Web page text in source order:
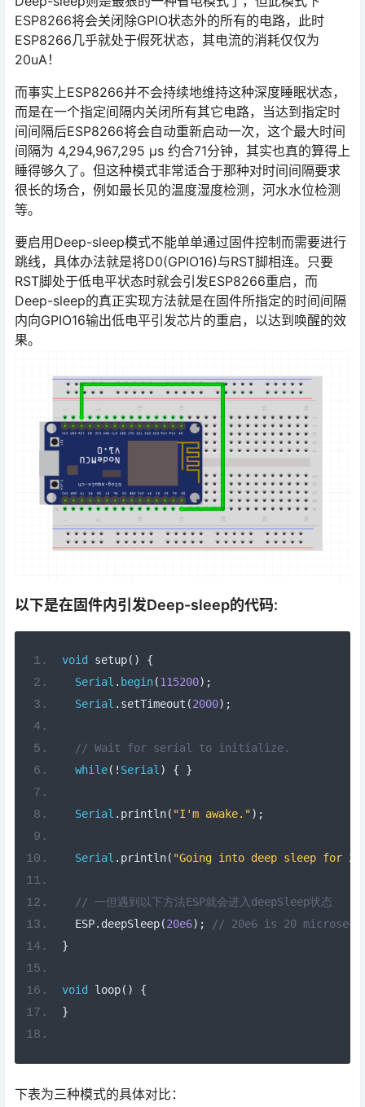
ESP8266将会关闭除GPIO状态外的所有的电路，此时
ESP8266几乎就处于假死状态，其电流的消耗仅仅为
20uA！
而事实上ESP8266并不会持续地维持这种深度睡眠状态，
而是在一个指定间隔内关闭所有其它电路，当达到指定时
间间隔后ESP8266将会自动重新启动一次，这个最大时间
间隔为 4,294,967,295 µs 约合71分钟，其实也真的算得上
睡得够久了。但这种模式非常适合于那种对时间间隔要求
很长的场合，例如最长见的温度湿度检测，河水水位检测
等。
要启用Deep-sleep模式不能单单通过固件控制而需要进行
跳线，具体办法就是将D0(GPIO16)与RST脚相连。只要
RST脚处于低电平状态时就会引发ESP8266重启，而
Deep-sleep的真正实现方法就是在固件所指定的时间间隔
内向GPIO16输出低电平引发芯片的重启，以达到唤醒的效
果。
以下是在固件内引发Deep-sleep的代码:
void setup()
{
Serial . begin(115200);
Serial . setTimeout (2000);
// Wait for serial to initialize.
while(! Serial) { }
Serial . println( "I'm awake.");
Serial . println( "Going into deep sleep for 20
// 一但遇到以下方法ESP就会进入deepSleep状态
  ESP
. deepSleep(20e6);
// 20e6 is 20
}
void loop()
{
}
下表为三种模式的具体对比：